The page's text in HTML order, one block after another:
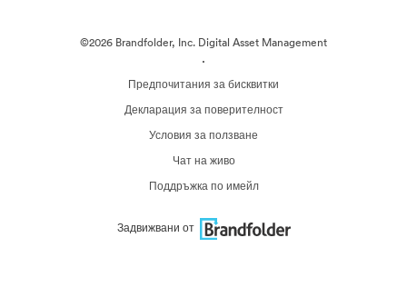
©2026 Brandfolder, Inc. Digital Asset Management
·
Предпочитания за бисквитки
Декларация за поверителност
Условия за ползване
Чат на живо
Поддръжка по имейл
Задвижвани от